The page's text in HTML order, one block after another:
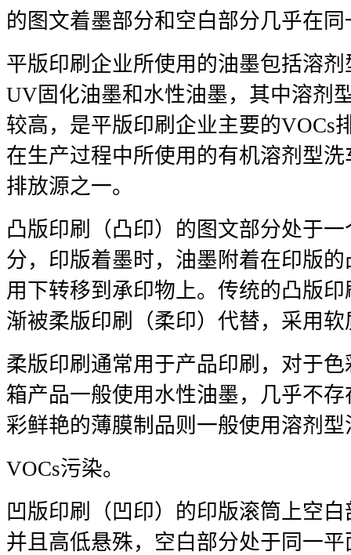
的图文着墨部分和空白部分几乎在
平版印刷企业所使用的油墨包括溶
UV固化油墨和水性油墨，其中溶剂
较高，是平版印刷企业主要的VOCs
在生产过程中所使用的有机溶剂型
排放源之一。
凸版印刷（凸印）的图文部分处于
分，印版着墨时，油墨附着在印版
用下转移到承印物上。传统的凸版
渐被柔版印刷（柔印）代替，采用
柔版印刷通常用于产品印刷，对于
箱产品一般使用水性油墨，几乎不
彩鲜艳的薄膜制品则一般使用溶剂
VOCs污染。
凹版印刷（凹印）的印版滚筒上空
并且高低悬殊，空白部分处于同一